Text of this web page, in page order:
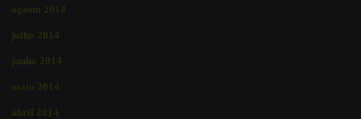
agosto 2014
julho 2014
junho 2014
maio 2014
abril 2014